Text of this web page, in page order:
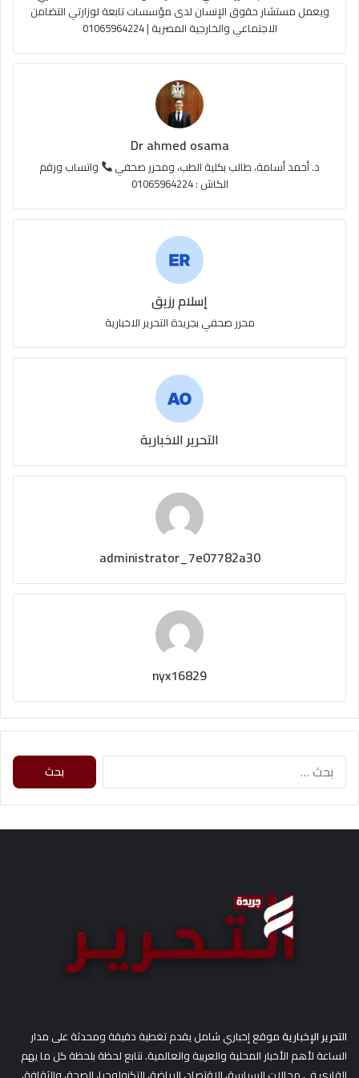
e
م
و
ق
ع
R
S
S
ويعمل مستشار حقوق الإنسان لدى مؤسسات تابعة لوزارتي التضامن
الاجتماعي والخارجية المصرية | 01065964224
Dr ahmed osama
د. أحمد أسامة، طالب بكلية الطب، ومحرر صحفي
واتساب ورقم
الكاش : 01065964224
إسلام رزيق
محرر صحفي بجريدة التحرير الاخبارية
التحرير الاخبارية
administrator_7e07782a30
nyx16829
ث
التحرير الإخباريةموقع إخباري شامل يقدم تغطية دقيقة ومحدثة على مدار
الساعة لأهم الأخبار المحلية والعربية والعالمية. نتابع لحظة بلحظة كل ما يهم